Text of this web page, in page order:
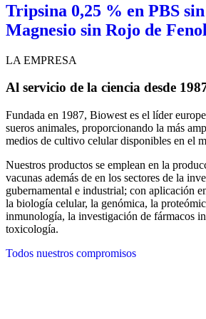
Tripsina 0,25 % en PBS
Magnesio sin Rojo de
LA EMPRESA
Al servicio de la ciencia desde
Fundada en 1987, Biowest es el líder
sueros animales, proporcionando la más
medios de cultivo celular disponibles en el
Nuestros productos se emplean en la
vacunas además de en los sectores de la
gubernamental e industrial; con aplicación
la biología celular, la genómica, la
inmunología, la investigación de fármacos
toxicología.
Todos nuestros compromisos